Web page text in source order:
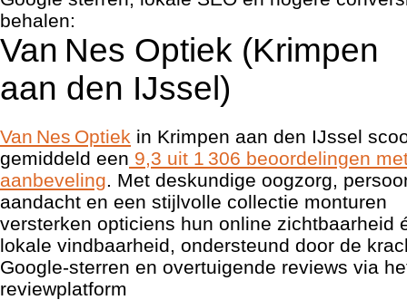
behalen:
Van Nes Optiek (Krimpen
aan den IJssel)
Van Nes Optiek in Krimpen aan den IJssel
gemiddeld een 9,3 uit 1 306 beoordelingen
aanbeveling. Met deskundige oogzorg,
aandacht en een stijlvolle collectie monturen
versterken opticiens hun online zichtbaarheid
lokale vindbaarheid, ondersteund door de
Google-sterren en overtuigende reviews via
reviewplatform